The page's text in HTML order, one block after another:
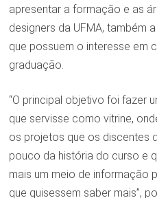
apresentar a formação e as
designers da UFMA, também
que possuem o interesse em
graduação.
“O principal objetivo foi fazer
que servisse como vitrine,
os projetos que os discentes
pouco da história do curso e
mais um meio de informação
que quisessem saber mais”,